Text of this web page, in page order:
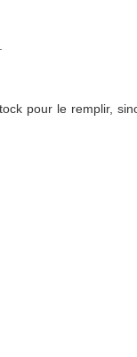
pour le remplir,